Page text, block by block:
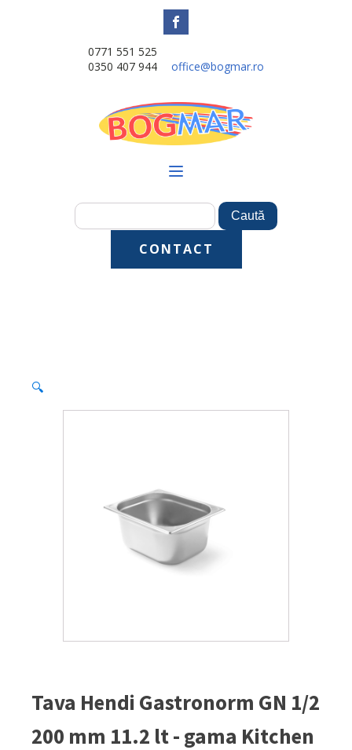
0771 551 525
0350 407 944
office@bogmar.ro
CONTACT
🔍
Tava Hendi Gastronorm GN 1/2
200 mm 11.2 lt - gama Kitchen